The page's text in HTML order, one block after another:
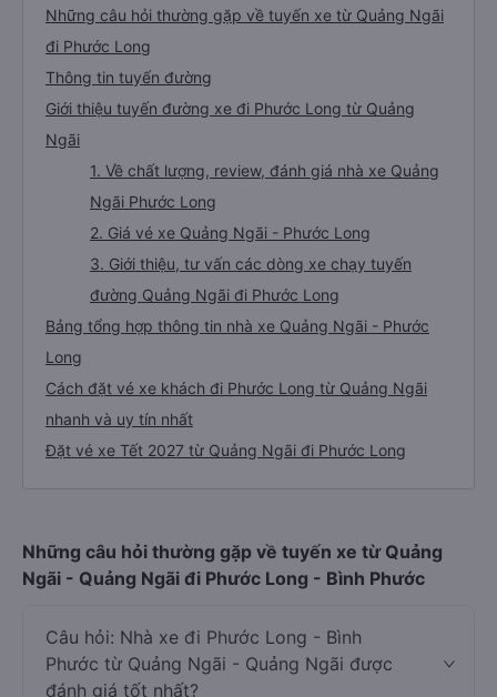
Những câu hỏi thường gặp về tuyến xe từ Quảng Ngãi
đi Phước Long
Thông tin tuyến đường
Giới thiệu tuyến đường xe đi Phước Long từ Quảng
Ngãi
1. Về chất lượng, review, đánh giá nhà xe Quảng
Ngãi Phước Long
2. Giá vé xe Quảng Ngãi - Phước Long
3. Giới thiệu, tư vấn các dòng xe chạy tuyến
đường Quảng Ngãi đi Phước Long
Bảng tổng hợp thông tin nhà xe Quảng Ngãi - Phước
Long
Cách đặt vé xe khách đi Phước Long từ Quảng Ngãi
nhanh và uy tín nhất
Đặt vé xe Tết 2027 từ Quảng Ngãi đi Phước Long
Những câu hỏi thường gặp về tuyến xe từ Quảng
Ngãi - Quảng Ngãi đi Phước Long - Bình Phước
Câu hỏi: Nhà xe đi Phước Long - Bình
Phước từ Quảng Ngãi - Quảng Ngãi được
đánh giá tốt nhất?